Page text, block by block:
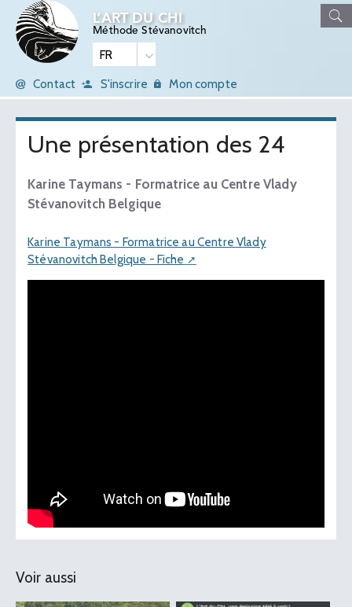
L’ART DU CHI
Méthode Stévanovitch
Contact S'inscrire Mon compte
Une présentation des 24
Karine Taymans - Formatrice au Centre Vlady
Stévanovitch Belgique
Karine Taymans - Formatrice au Centre Vlady
Stévanovitch Belgique - Fiche
Voir aussi